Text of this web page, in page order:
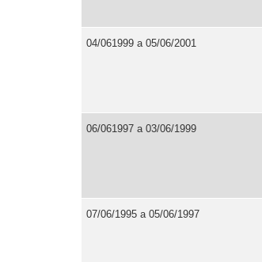
04/061999 a 05/06/2001
06/061997 a 03/06/1999
07/06/1995 a 05/06/1997